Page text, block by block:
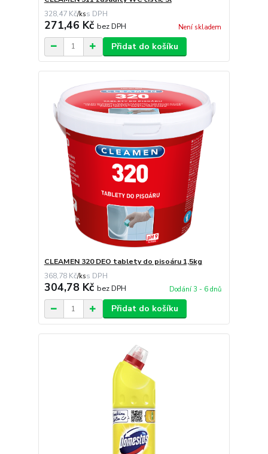
328,47 Kč/ks
271,46 Kč bez DPH Není skladem
Přidat do košíku
CLEAMEN 320 DEO tablety do pisoáru 1,5kg
368,78 Kč/ks
304,78 Kč bez DPH Dodání 3 - 6 dnů
Přidat do košíku